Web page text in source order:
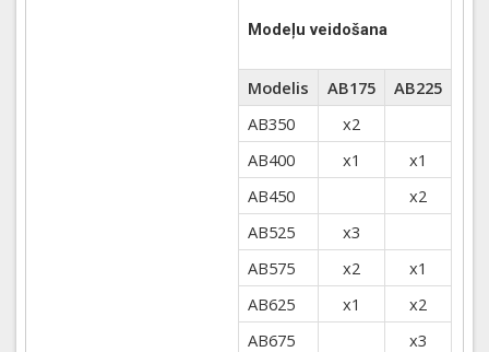
Modeļu veidošana
Modelis AB175
AB225
AB350
x2
AB400
x1
x1
AB450
x2
AB525
x3
AB575
x2
x1
AB625
x1
x2
AB675
x3